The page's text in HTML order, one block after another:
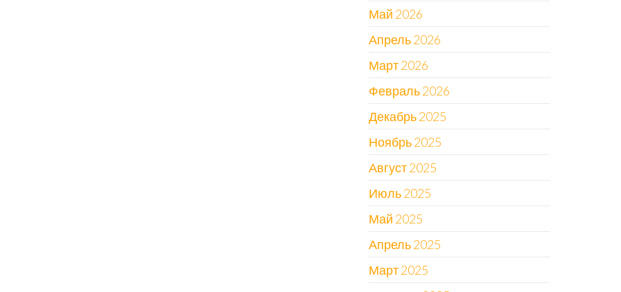
Май 2026
Апрель 2026
Март 2026
Февраль 2026
Декабрь 2025
Ноябрь 2025
Август 2025
Июль 2025
Май 2025
Апрель 2025
Март 2025